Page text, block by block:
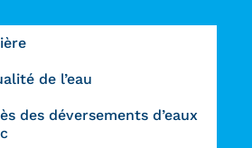
de l’eau
des déversements d’eaux